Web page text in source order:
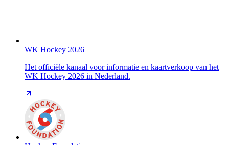
WK Hockey 2026
Het officiële kanaal voor informatie en kaartverkoop van het
WK Hockey 2026 in Nederland.